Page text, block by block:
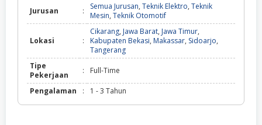
Jurusan : Semua Jurusan, Teknik Elektro, Teknik
Mesin, Teknik Otomotif
Lokasi :
Cikarang, Jawa Barat, Jawa Timur,
Kabupaten Bekasi, Makassar, Sidoarjo,
Tangerang
Tipe
Pekerjaan
: Full-Time
Pengalaman : 1 - 3 Tahun